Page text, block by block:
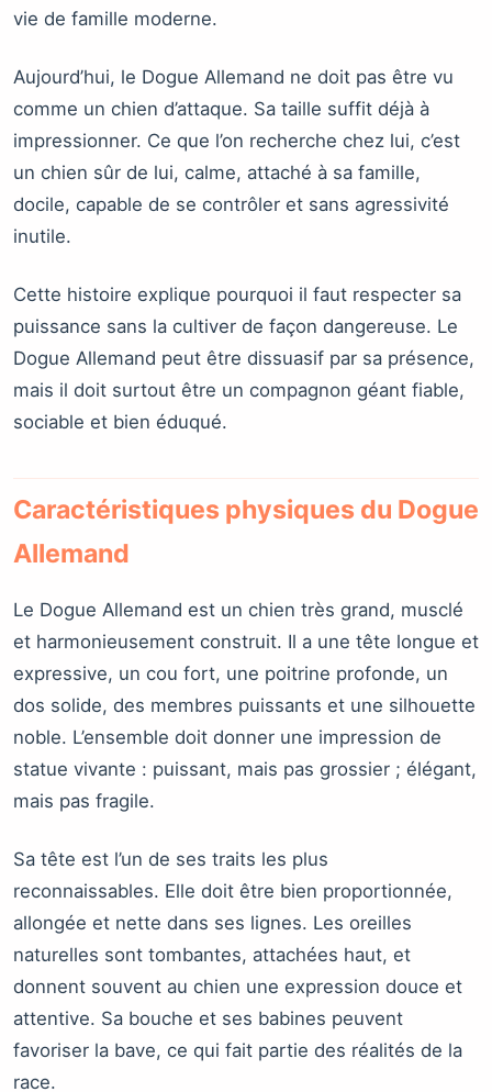
vie de famille moderne.
Aujourd’hui, le Dogue Allemand ne doit pas être vu
comme un chien d’attaque. Sa taille suffit déjà à
impressionner. Ce que l’on recherche chez lui, c’est
un chien sûr de lui, calme, attaché à sa famille,
docile, capable de se contrôler et sans agressivité
inutile.
Cette histoire explique pourquoi il faut respecter sa
puissance sans la cultiver de façon dangereuse. Le
Dogue Allemand peut être dissuasif par sa présence,
mais il doit surtout être un compagnon géant fiable,
sociable et bien éduqué.
Caractéristiques physiques du Dogue
Allemand
Le Dogue Allemand est un chien très grand, musclé
et harmonieusement construit. Il a une tête longue et
expressive, un cou fort, une poitrine profonde, un
dos solide, des membres puissants et une silhouette
noble. L’ensemble doit donner une impression de
statue vivante : puissant, mais pas grossier ; élégant,
mais pas fragile.
Sa tête est l’un de ses traits les plus
reconnaissables. Elle doit être bien proportionnée,
allongée et nette dans ses lignes. Les oreilles
naturelles sont tombantes, attachées haut, et
donnent souvent au chien une expression douce et
attentive. Sa bouche et ses babines peuvent
favoriser la bave, ce qui fait partie des réalités de la
race.